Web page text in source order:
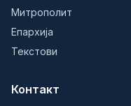
Митрополит
Епархија
Текстови
Контакт